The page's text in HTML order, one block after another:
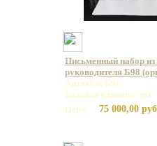
Письменный набор из
руководителя Б98
Артикул: Б98
Базовая единица: шт
Цена:
75 000,00